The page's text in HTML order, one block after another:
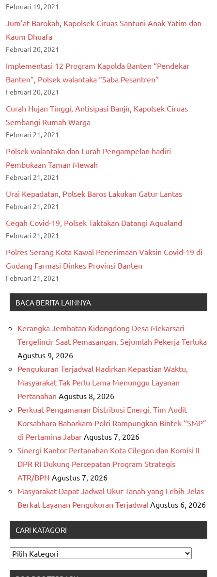
Februari 19, 2021
Jum’at Barokah, Kapolsek Ciruas Santuni Anak Yatim dan
Kaum Dhuafa
Februari 20, 2021
Implementasi 12 Program Kapolda Banten “Pendekar
Banten”, Polsek walantaka “Saba Pesantren”
Februari 20, 2021
Curah Hujan Tinggi, Antisipasi Banjir, Kapolsek Ciruas
Sembangi Rumah Warga
Februari 21, 2021
Polsek walantaka dan Lurah Pengampelan hadiri
Pembukaan Taman Mewah
Februari 21, 2021
Urai Kepadatan, Polsek Baros Lakukan Gatur Lantas
Februari 21, 2021
Cegah Covid-19, Polsek Taktakan Datangi Aqualand
Februari 21, 2021
Polres Serang Kota Kawal Penerimaan Vaksin Covid-19 di
Gudang Farmasi Dinkes Provinsi Banten
Februari 21, 2021
BACA BERITA LAINNYA
Kerangka Jembatan Kidongdong Desa Mekarsari
Tergelincir Saat Pemasangan, Sejumlah Pekerja Terluka
Agustus 9, 2026
Pengukuran Terjadwal Hadirkan Kepastian Waktu,
Masyarakat Tak Perlu Lama Menunggu Layanan
Pertanahan Agustus 8, 2026
Perkuat Pengamanan Distribusi Energi, Tim Audit
Korsabhara Baharkam Polri Rampungkan Bintek “SMP”
di Pertamina Jabar Agustus 7, 2026
Sinergi Kantor Pertanahan Kota Cilegon dan Komisi II
DPR RI Dukung Percepatan Program Strategis
ATR/BPN Agustus 7, 2026
Masyarakat Dapat Jadwal Ukur Tanah yang Lebih Jelas
Berkat Layanan Pengukuran Terjadwal Agustus 6, 2026
CARI KATAGORI
CARI